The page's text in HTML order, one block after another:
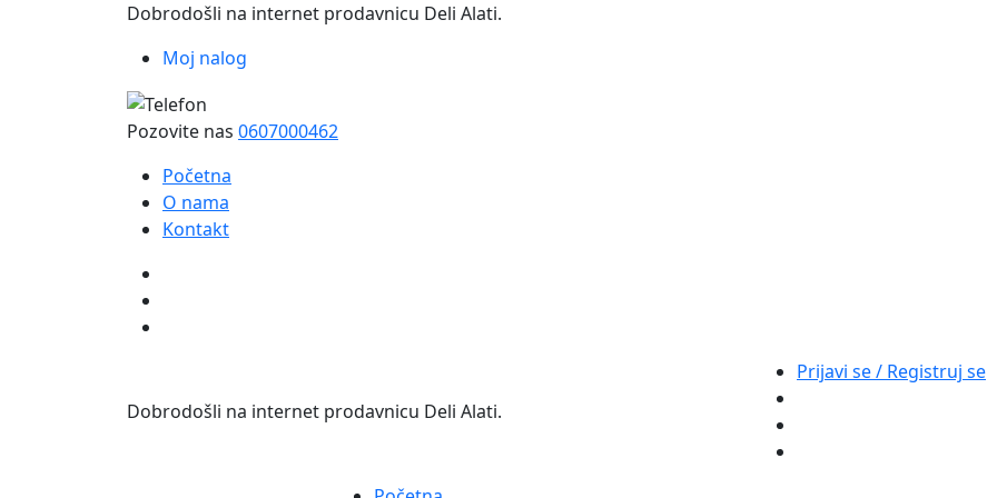
Dobrodošli na internet prodavnicu Deli Alati.
Moj nalog
Pozovite nas 0607000462
Početna
O nama
Kontakt
Dobrodošli na internet prodavnicu Deli Alati.
Prijavi se / Registruj se